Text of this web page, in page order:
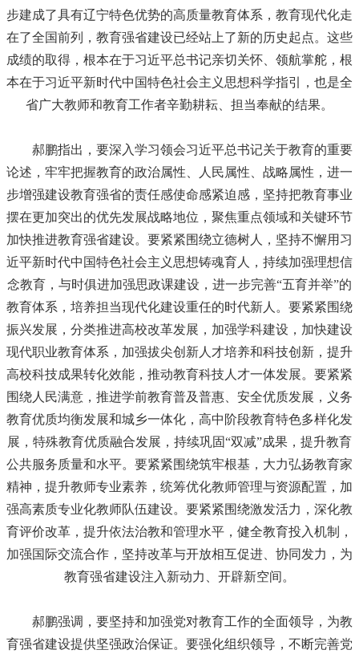
步建成了具有辽宁特色优势的高质量教育体系，教育现代化走
在了全国前列，教育强省建设已经站上了新的历史起点。这些
成绩的取得，根本在于习近平总书记亲切关怀、领航掌舵，根
本在于习近平新时代中国特色社会主义思想科学指引，也是全
省广大教师和教育工作者辛勤耕耘、担当奉献的结果。
郝鹏指出，要深入学习领会习近平总书记关于教育的重要
论述，牢牢把握教育的政治属性、人民属性、战略属性，进一
步增强建设教育强省的责任感使命感紧迫感，坚持把教育事业
摆在更加突出的优先发展战略地位，聚焦重点领域和关键环节
加快推进教育强省建设。要紧紧围绕立德树人，坚持不懈用习
近平新时代中国特色社会主义思想铸魂育人，持续加强理想信
念教育，与时俱进加强思政课建设，进一步完善“五育并举”的
教育体系，培养担当现代化建设重任的时代新人。要紧紧围绕
振兴发展，分类推进高校改革发展，加强学科建设，加快建设
现代职业教育体系，加强拔尖创新人才培养和科技创新，提升
高校科技成果转化效能，推动教育科技人才一体发展。要紧紧
围绕人民满意，推进学前教育普及普惠、安全优质发展，义务
教育优质均衡发展和城乡一体化，高中阶段教育特色多样化发
展，特殊教育优质融合发展，持续巩固“双减”成果，提升教育
公共服务质量和水平。要紧紧围绕筑牢根基，大力弘扬教育家
精神，提升教师专业素养，统筹优化教师管理与资源配置，加
强高素质专业化教师队伍建设。要紧紧围绕激发活力，深化教
育评价改革，提升依法治教和管理水平，健全教育投入机制，
加强国际交流合作，坚持改革与开放相互促进、协同发力，为
教育强省建设注入新动力、开辟新空间。
郝鹏强调，要坚持和加强党对教育工作的全面领导，为教
育强省建设提供坚强政治保证。要强化组织领导，不断完善党